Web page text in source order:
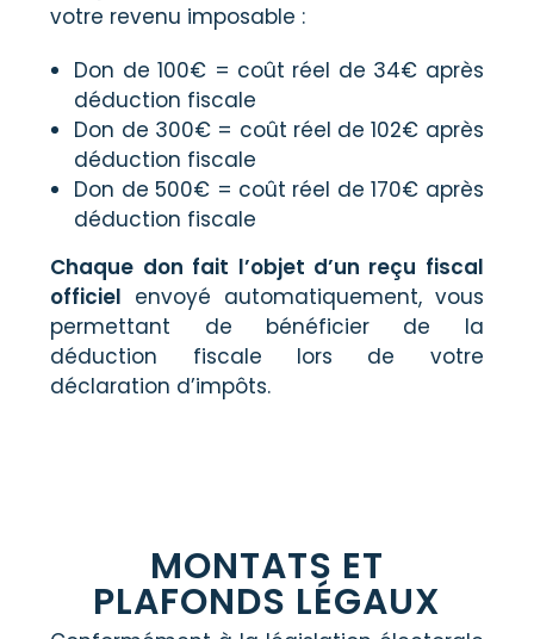
votre revenu imposable :
Don de 100€ = coût réel de 34€ après
déduction fiscale
Don de 300€ = coût réel de 102€ après
déduction fiscale
Don de 500€ = coût réel de 170€ après
déduction fiscale
Chaque don fait l’objet d’un reçu fiscal
officiel envoyé automatiquement, vous
permettant de bénéficier de la
déduction fiscale lors de votre
déclaration d’impôts.
MONTATS ET
PLAFONDS LÉGAUX